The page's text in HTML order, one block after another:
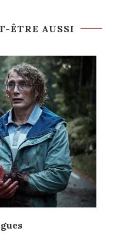
ÊTRE AUSSI